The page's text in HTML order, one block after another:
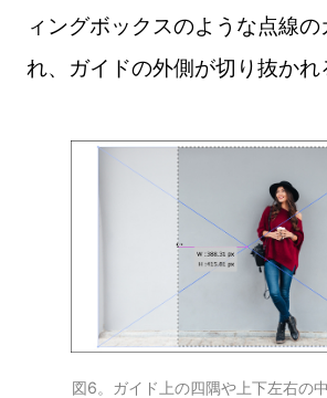
ィングボックスのような点線の
れ、ガイドの外側が切り抜かれ
図6。ガイド上の四隅や上下左右の